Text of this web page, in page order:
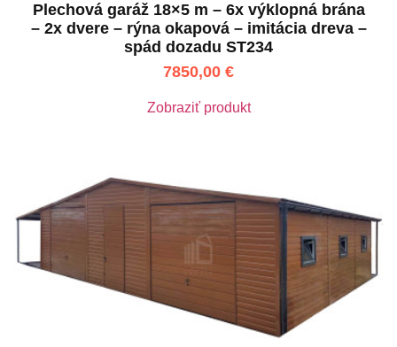
Plechová garáž 18×5 m – 6x výklopná brána
– 2x dvere – rýna okapová – imitácia dreva –
spád dozadu ST234
7850,00 €
Zobraziť produkt